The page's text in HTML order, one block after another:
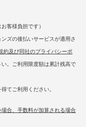
客様負担です）
ズの後払いサービスが適用さ
約及び同社のプライバシーポ
。ご利用限度額は累計残高で
てご利用ください。
合、手数料が加算される場合